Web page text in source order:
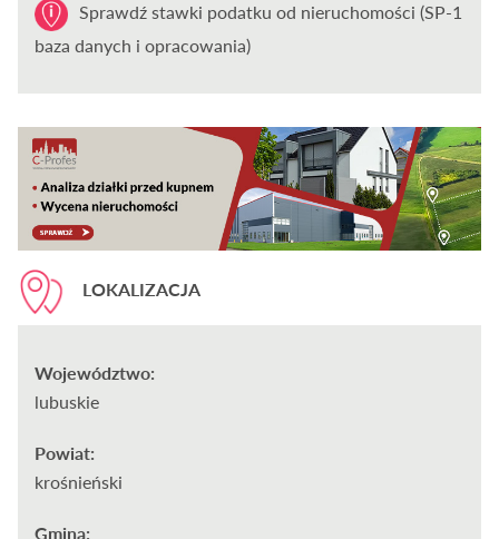
Sprawdź stawki podatku od nieruchomości (SP-1
baza danych i opracowania)
LOKALIZACJA
Województwo:
lubuskie
Powiat:
krośnieński
Gmina: